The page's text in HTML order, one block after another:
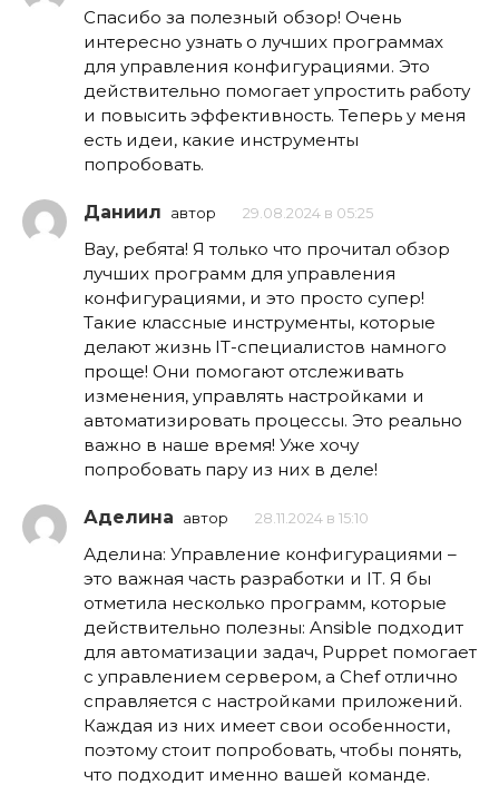
Спасибо за полезный обзор! Очень
интересно узнать о лучших программах
для управления конфигурациями. Это
действительно помогает упростить работу
и повысить эффективность. Теперь у меня
есть идеи, какие инструменты
попробовать.
Даниил автор 29.08.2024 в 05:25
Вау, ребята! Я только что прочитал обзор
лучших программ для управления
конфигурациями, и это просто супер!
Такие классные инструменты, которые
делают жизнь IT-специалистов намного
проще! Они помогают отслеживать
изменения, управлять настройками и
автоматизировать процессы. Это реально
важно в наше время! Уже хочу
попробовать пару из них в деле!
Аделина автор 28.11.2024 в 15:10
Аделина: Управление конфигурациями –
это важная часть разработки и IT. Я бы
отметила несколько программ, которые
действительно полезны: Ansible подходит
для автоматизации задач, Puppet помогает
с управлением сервером, а Chef отлично
справляется с настройками приложений.
Каждая из них имеет свои особенности,
поэтому стоит попробовать, чтобы понять,
что подходит именно вашей команде.